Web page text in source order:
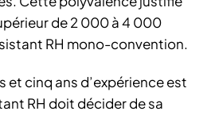
de 2 000 à 4 000
RH mono-convention.
et cinq ans d’expérience est
RH doit décider de sa